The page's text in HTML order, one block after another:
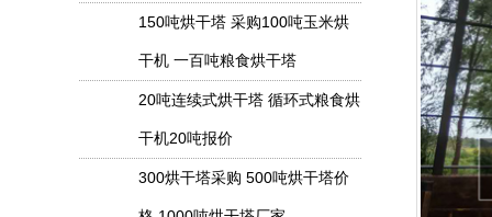
150吨烘干塔 采购100吨玉米烘
干机 一百吨粮食烘干塔
20吨连续式烘干塔 循环式粮食烘
干机20吨报价
300烘干塔采购 500吨烘干塔价